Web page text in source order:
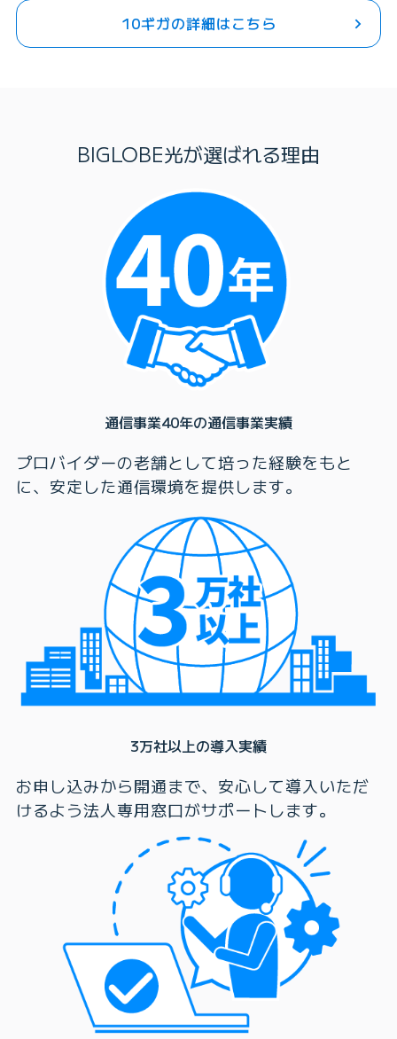
10ギガの詳細はこちら
BIGLOBE光が選ばれる理由
通信事業40年の通信事業実績
プロバイダーの老舗として培った経験をもと
に、安定した通信環境を提供します。
3万社以上の導入実績
お申し込みから開通まで、安心して導入いただ
けるよう法人専用窓口がサポートします。